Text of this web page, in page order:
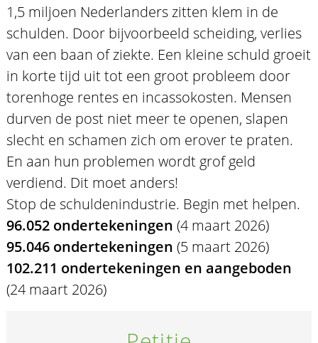
1,5 miljoen Nederlanders zitten klem in de
schulden. Door bijvoorbeeld scheiding, verlies
van een baan of ziekte. Een kleine schuld groeit
in korte tijd uit tot een groot probleem door
torenhoge rentes en incassokosten. Mensen
durven de post niet meer te openen, slapen
slecht en schamen zich om erover te praten.
En aan hun problemen wordt grof geld
verdiend. Dit moet anders!
Stop de schuldenindustrie. Begin met helpen.
96.052 ondertekeningen (4 maart 2026)
95.046 ondertekeningen (5 maart 2026)
102.211 ondertekeningen en aangeboden
(24 maart 2026)